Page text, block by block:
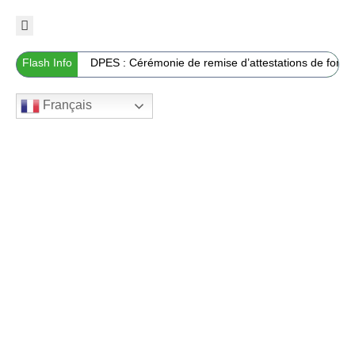
Flash Info DPES : Cérémonie de remise d’attestations de
Français